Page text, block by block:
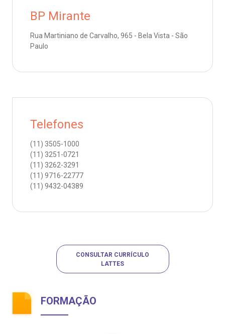
de cuidado
e perdidos
BP Mirante
Rua Martiniano de Carvalho, 965 - Bela Vista - São
Paulo
Telefones
(11) 3505-1000
(11) 3251-0721
(11) 3262-3291
(11) 9716-22777
(11) 9432-04389
CONSULTAR CURRÍCULO
LATTES
FORMAÇÃO